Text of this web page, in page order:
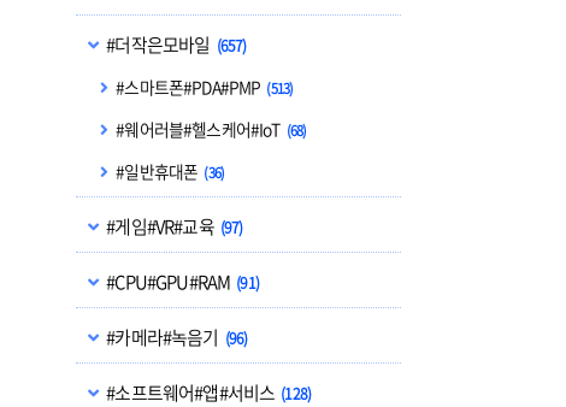
#더작은모바일 (657)
#스마트폰#PDA#PMP (513)
#웨어러블#헬스케어#IoT (68)
#일반휴대폰 (36)
#게임#VR#교육 (97)
#CPU#GPU#RAM (91)
#카메라#녹음기 (96)
#소프트웨어#앱#서비스 (128)